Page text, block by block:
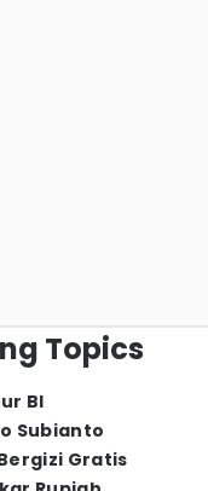
Topics
BI
Subianto
Gratis